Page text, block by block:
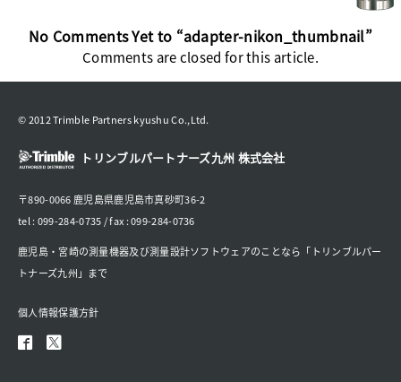
No Comments Yet to “adapter-nikon_thumbnail”
Comments are closed for this article.
© 2012 Trimble Partners kyushu Co.,Ltd.
トリンブルパートナーズ九州 株式会社
〒890-0066 鹿児島県鹿児島市真砂町36-2
tel : 099-284-0735 / fax : 099-284-0736
鹿児島・宮崎の測量機器及び測量設計ソフトウェアのことなら「トリンブルパー
トナーズ九州」まで
個人情報保護方針